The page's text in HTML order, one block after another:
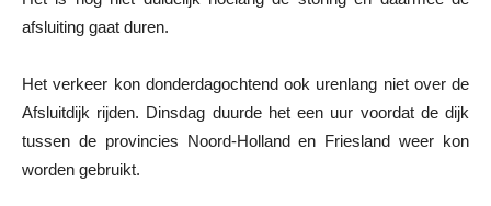
afsluiting gaat duren.
Het verkeer kon donderdagochtend ook urenlang niet over de
Afsluitdijk rijden. Dinsdag duurde het een uur voordat de dijk
tussen de provincies Noord-Holland en Friesland weer kon
worden gebruikt.